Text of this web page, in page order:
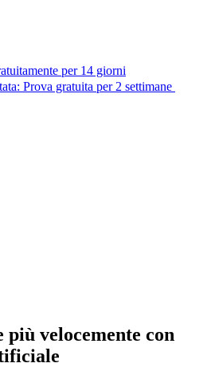
per 14 giorni
Prova gratuita per 2 settimane
velocemente con